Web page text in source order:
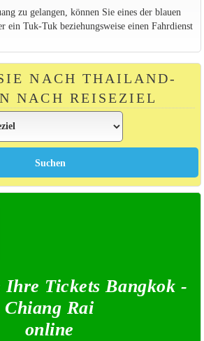
zu gelangen, können Sie eines der blauen
ein Tuk-Tuk beziehungsweise einen Fahrdienst
NACH THAILAND-
NACH REISEZIEL
Ihre Tickets Bangkok -
Chiang Rai
online